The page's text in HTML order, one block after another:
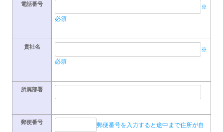
電話番号
※
必須
貴社名
※
必須
所属部署
郵便番号
郵便番号を入力すると途中まで住所が自